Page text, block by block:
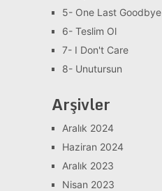
5- One Last Goodbye
6- Teslim Ol
7- I Don't Care
8- Unutursun
Arşivler
Aralık 2024
Haziran 2024
Aralık 2023
Nisan 2023